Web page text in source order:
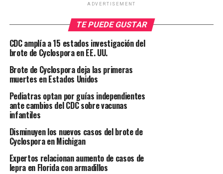
ADVERTISEMENT
TE PUEDE GUSTAR
CDC amplía a 15 estados investigación del
brote de Cyclospora en EE. UU.
Brote de Cyclospora deja las primeras
muertes en Estados Unidos
Pediatras optan por guías independientes
ante cambios del CDC sobre vacunas
infantiles
Disminuyen los nuevos casos del brote de
Cyclospora en Michigan
Expertos relacionan aumento de casos de
lepra en Florida con armadillos